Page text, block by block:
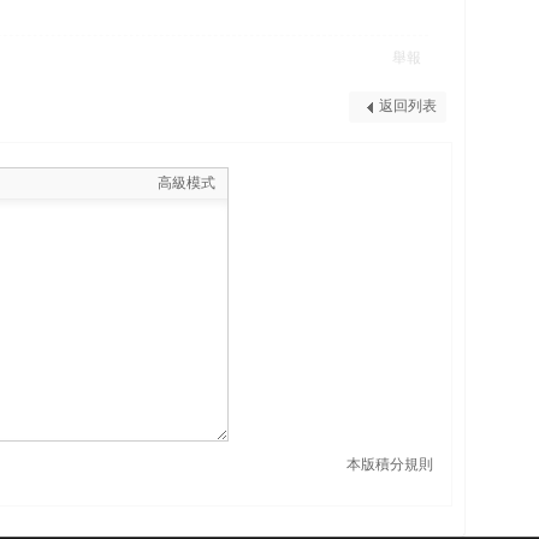
舉報
返回列表
高級模式
本版積分規則